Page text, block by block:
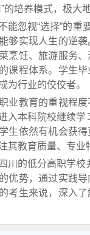
的培养模式，极大
能忽视“选择”的
够实现人生的逆
烹饪、旅游服务
课程体系。学生
为行业的佼佼者。
业教育的重视程
入本科院校继续学
生依然有机会获
其教育质量、专业
川的低分高职学
优势，通过实践
考生来说，深入